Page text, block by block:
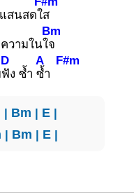
สนสดใส
วามในใ
Bm
จ
D
ฟัง ซ้ำ
A
ซ้ำ
F#m
| Bm | E|
| Bm | E|